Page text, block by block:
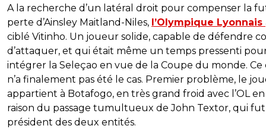
A la recherche d’un latéral droit pour compenser la
perte d’Ainsley Maitland-Niles, l’Olympique Lyonnais
ciblé Vitinho. Un joueur solide, capable de défendre
d’attaquer, et qui était même un temps pressenti
intégrer la Seleçao en vue de la Coupe du monde. Ce
n’a finalement pas été le cas. Premier problème, le
appartient à Botafogo, en très grand froid avec l’OL en
raison du passage tumultueux de John Textor, qui fut
président des deux entités.